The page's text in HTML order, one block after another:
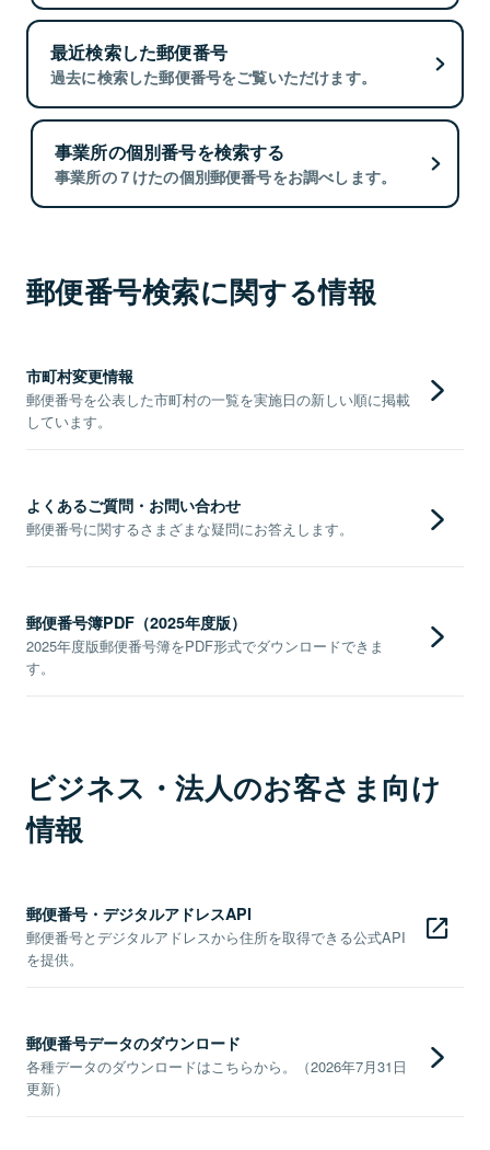
最近検索した郵便番号
過去に検索した郵便番号をご覧いただけます。
事業所の個別番号を検索する
事業所の７けたの個別郵便番号をお調べします。
郵便番号検索に関する情報
市町村変更情報
郵便番号を公表した市町村の一覧を実施日の新しい順に掲載
しています。
よくあるご質問・お問い合わせ
郵便番号に関するさまざまな疑問にお答えします。
郵便番号簿PDF（2025年度版）
2025年度版郵便番号簿をPDF形式でダウンロードできま
す。
ビジネス・法人のお客さま向け
情報
郵便番号・デジタルアドレスAPI
郵便番号とデジタルアドレスから住所を取得できる公式API
を提供。
郵便番号データのダウンロード
各種データのダウンロードはこちらから。（2026年7月31日
更新）